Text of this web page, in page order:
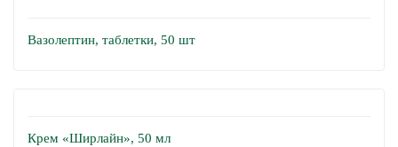
Вазолептин, таблетки, 50 шт
Крем «Ширлайн», 50 мл